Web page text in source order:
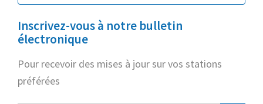
Inscrivez-vous à notre bulletin
électronique
Pour recevoir des mises à jour sur vos stations
préférées